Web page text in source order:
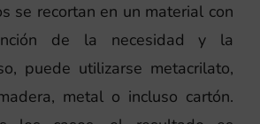
se recortan en un material con
de la necesidad y la
puede utilizarse metacrilato,
metal o incluso cartón.